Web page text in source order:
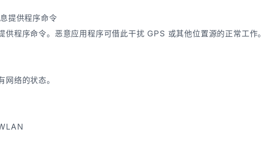
提供程序命令
供程序命令。恶意应用程序可借此干扰 GPS 或其他位置源的正常工作。
网络的状态。